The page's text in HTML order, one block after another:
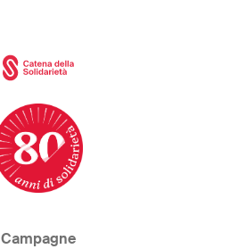
Campagne